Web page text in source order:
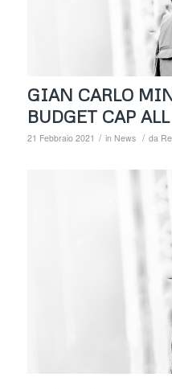
GIAN CARLO
BUDGET CAP
21 Febbraio 2021 / in News / da